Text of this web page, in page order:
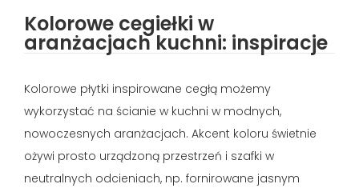
Kolorowe cegiełki w
aranżacjach kuchni: inspiracje
Kolorowe płytki inspirowane cegłą możemy
wykorzystać na ścianie w kuchni w modnych,
nowoczesnych aranżacjach. Akcent koloru świetnie
ożywi prosto urządzoną przestrzeń i szafki w
neutralnych odcieniach, np. fornirowane jasnym